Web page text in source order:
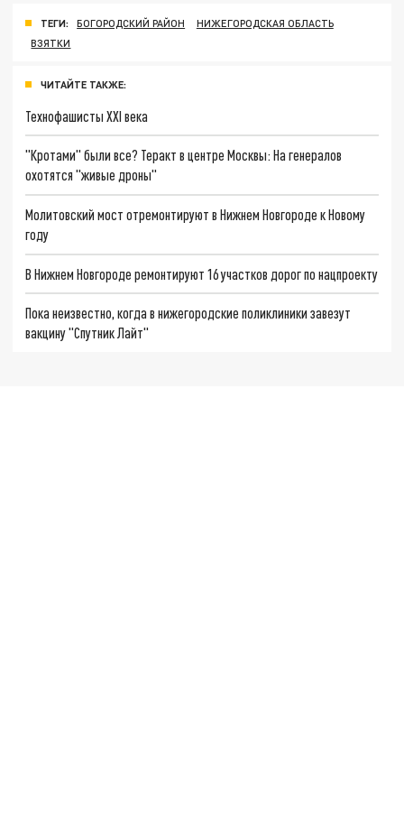
ТЕГИ: БОГОРОДСКИЙ РАЙОН
НИЖЕГОРОДСКАЯ ОБЛАСТЬ
ВЗЯТКИ
ЧИТАЙТЕ ТАКЖЕ:
Технофашисты XXI века
"Кротами" были все? Теракт в центре Москвы: На генералов
охотятся "живые дроны"
Молитовский мост отремонтируют в Нижнем Новгороде к Новому
году
В Нижнем Новгороде ремонтируют 16 участков дорог по нацпроекту
Пока неизвестно, когда в нижегородские поликлиники завезут
вакцину "Спутник Лайт"